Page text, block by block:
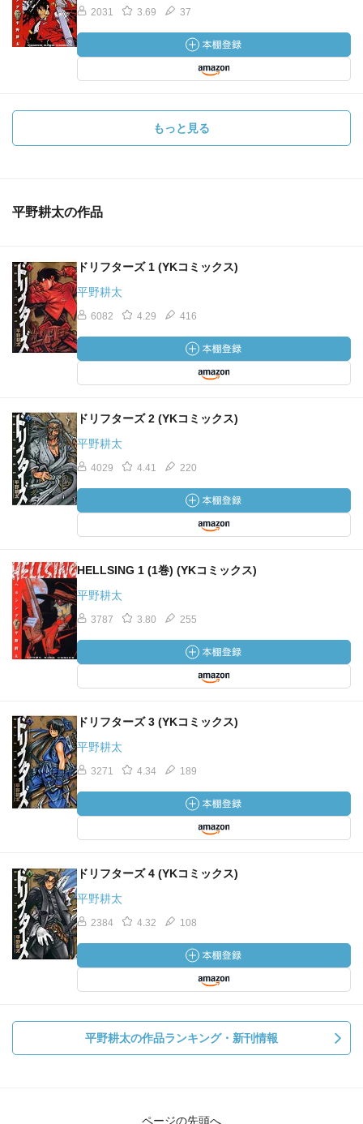
2031 3.69 37
もっと見る
平野耕太の作品
ドリフターズ 1 (YKコミックス)
平野耕太
6082 4.29 416
ドリフターズ 2 (YKコミックス)
平野耕太
4029 4.41 220
HELLSING 1 (1巻) (YKコミックス)
平野耕太
3787 3.80 255
ドリフターズ 3 (YKコミックス)
平野耕太
3271 4.34 189
ドリフターズ 4 (YKコミックス)
平野耕太
2384 4.32 108
平野耕太の作品ランキング・新刊情報
ページの先頭へ